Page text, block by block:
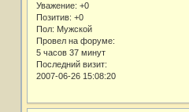
Уважение: +0
Позитив: +0
Пол: Мужской
Провел на форуме:
5 часов 37 минут
Последний визит:
2007-06-26 15:08:20